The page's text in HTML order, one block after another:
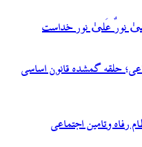
نورٌ عَلیٰ نور خداست
حلقه گمشده قانون اساسی
رفاه وتامین اجتماعی